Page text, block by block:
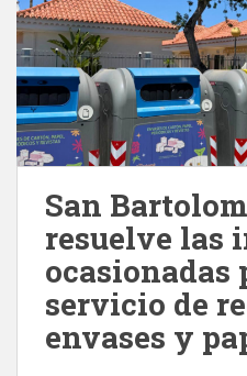
San
resuelve las
ocasionadas
servicio de
envases y